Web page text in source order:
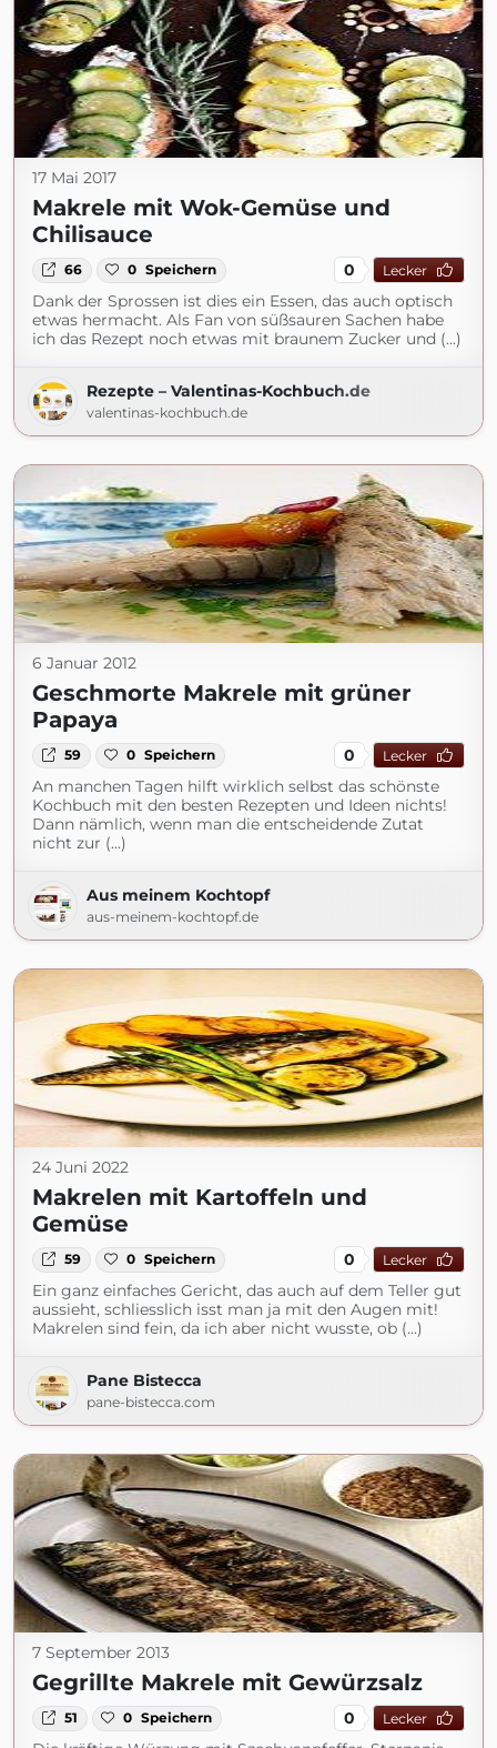
17 Mai 2017
Makrele mit Wok-Gemüse und
Chilisauce
66 0 Speichern 0 Lecker
Dank der Sprossen ist dies ein Essen, das auch optisch
etwas hermacht. Als Fan von süßsauren Sachen habe
ich das Rezept noch etwas mit braunem Zucker und (...)
Rezepte – Valentinas-Kochbuch.de
valentinas-kochbuch.de
6 Januar 2012
Geschmorte Makrele mit grüner
Papaya
59 0 Speichern 0 Lecker
An manchen Tagen hilft wirklich selbst das schönste
Kochbuch mit den besten Rezepten und Ideen nichts!
Dann nämlich, wenn man die entscheidende Zutat
nicht zur (...)
Aus meinem Kochtopf
aus-meinem-kochtopf.de
24 Juni 2022
Makrelen mit Kartoffeln und
Gemüse
59 0 Speichern 0 Lecker
Ein ganz einfaches Gericht, das auch auf dem Teller gut
aussieht, schliesslich isst man ja mit den Augen mit!
Makrelen sind fein, da ich aber nicht wusste, ob (...)
Pane Bistecca
pane-bistecca.com
7 September 2013
Gegrillte Makrele mit Gewürzsalz
51 0 Speichern 0 Lecker